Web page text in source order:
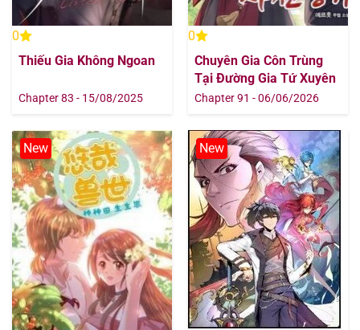
0
Thiếu Gia Không Ngoan
Chapter 83 - 15/08/2025
0
Chuyên Gia Côn Trùng
Tại Đường Gia Tứ Xuyên
Chapter 91 - 06/06/2026
New New